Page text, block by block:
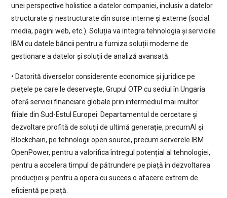
unei perspective holistice a datelor companiei, inclusiv a datelor
structurate și nestructurate din surse interne și externe (social
media, pagini web, etc.). Soluția va integra tehnologia și serviciile
IBM cu datele băncii pentru a furniza soluții moderne de
gestionare a datelor și soluții de analiză avansată.
• Datorită diverselor considerente economice și juridice pe
piețele pe care le deservește, Grupul OTP cu sediul în Ungaria
oferă servicii financiare globale prin intermediul mai multor
filiale din Sud-Estul Europei. Departamentul de cercetare și
dezvoltare profită de soluții de ultimă generație, precumAI și
Blockchain, pe tehnologii open source, precum serverele IBM
OpenPower, pentru a valorifica întregul potențial al tehnologiei,
pentru a accelera timpul de pătrundere pe piață în dezvoltarea
producției și pentru a opera cu succes o afacere extrem de
eficientă pe piață.